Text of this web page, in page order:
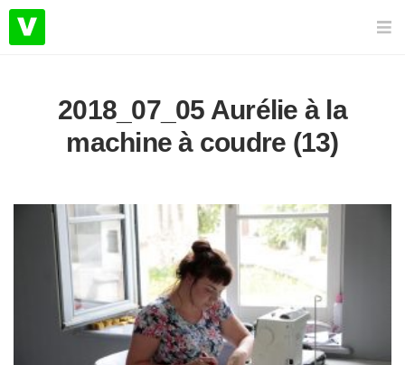
2018_07_05 Aurélie à la
machine à coudre (13)